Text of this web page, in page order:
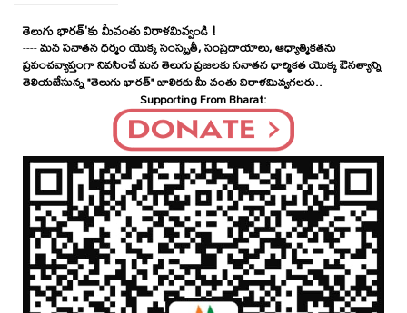
తెలుగు భారత్'కు మీవంతు విరాళమివ్వండి !
----మన సనాతన ధర్మం యొక్క సంస్కృతీ, సంప్రదాయాలు, ఆధ్యాత్మికతను
ప్రపంచవ్యాప్తంగా నివసించే మన తెలుగు ప్రజలకు సనాతన ధార్మికత యొక్క ఔనత్యాన్ని
తెలియజేసున్న "తెలుగు భారత్" జాలికకు మీ వంతు విరాళమివ్వగలరు..
Supporting From Bharat: